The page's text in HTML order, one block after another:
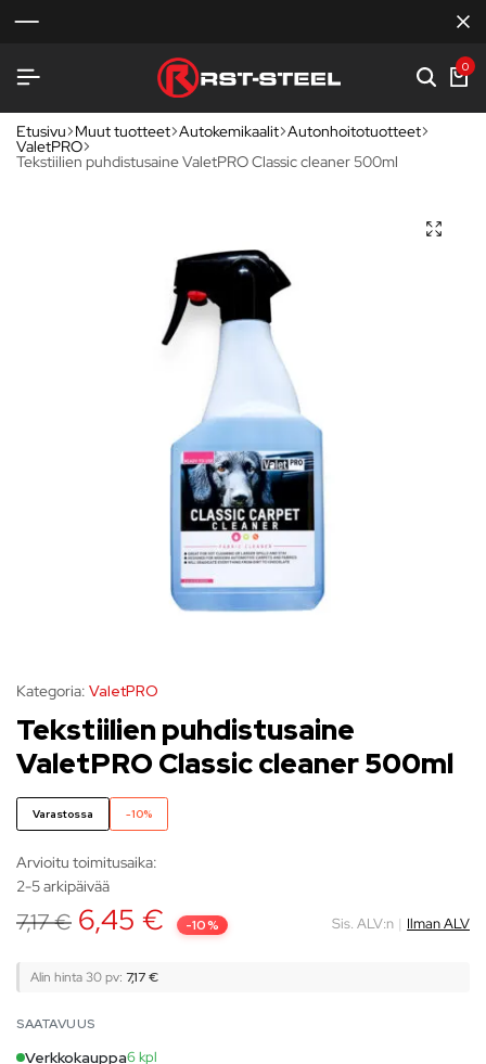
0
Etusivu Muut tuotteet Autokemikaalit Autonhoitotuotteet
ValetPRO
Tekstiilien puhdistusaine ValetPRO Classic cleaner 500ml
Kategoria: ValetPRO
Tekstiilien puhdistusaine
ValetPRO Classic cleaner 500ml
Varastossa -10%
Arvioitu toimitusaika:
2-5 arkipäivää
7,17€ 6,45 € -10% Sis. ALV:n | Ilman ALV
Alin hinta 30 pv: 7,17€
SAATAVUUS
Verkkokauppa6 kpl